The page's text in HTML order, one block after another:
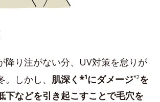
降り注がない分、UV対策を怠りが
しかし、 肌深く*¹にダメージ*2を
下などを引き起こすことで毛穴を